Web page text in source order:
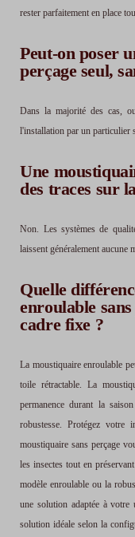
rester parfaitement en place
Peut-on poser
perçage seul,
Dans la majorité des cas,
l'installation par un particulier
Une
des traces sur
Non. Les systèmes de
laissent généralement aucune
Quelle
enroulable
cadre fixe ?
La moustiquaire enroulable
toile rétractable. La
permanence durant la
robustesse. Protégez
moustiquaire sans perçage
les insectes tout en
modèle enroulable ou la
une solution adaptée à votre
solution idéale selon la